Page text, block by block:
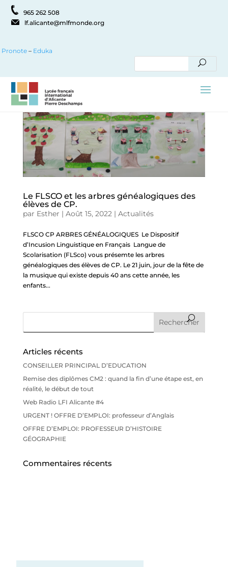
965 262 508
lf.alicante@mlfmonde.org
Pronote – Eduka
Le FLSCO et les arbres généalogiques des
élèves de CP.
par Esther | Août 15, 2022| Actualités
FLSCO CP ARBRES GÉNÉALOGIQUES Le Dispositif
d’Incusion Linguistique en Français Langue de
Scolarisation (FLSco) vous présemte les arbres
généalogiques des élèves de CP. Le 21 juin, jour de la fête de
la musique qui existe depuis 40 ans cette année, les
enfants...
Articles récents
CONSEILLER PRINCIPAL D’EDUCATION
Remise des diplômes CM2 : quand la fin d’une étape est, en
réalité, le début de tout
Web Radio LFI Alicante #4
URGENT ! OFFRE D’EMPLOI: professeur d’Anglais
OFFRE D’EMPLOI: PROFESSEUR D’HISTOIRE
GÉOGRAPHIE
Commentaires récents